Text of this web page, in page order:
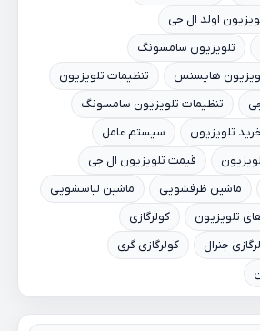
اولد ال جی
تلویزیون سامسونگ
هایسنس
تنظیمات تلویزیون
تنظیمات تلویزیون سامسونگ
تلویزیون
سیستم عامل
قیمت تلویزیون ال جی
ماشین ظرفشویی
ماشین لباسشویی
تلویزیون
کولرگازی
جنرال
کولرگازی گری